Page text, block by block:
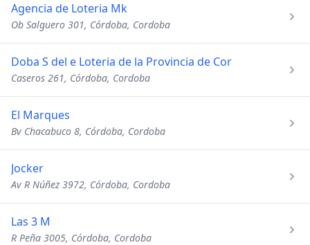
Agencia de Loteria Mk
Ob Salguero 301, Córdoba, Cordoba
Doba S del e Loteria de la Provincia de Cor
Caseros 261, Córdoba, Cordoba
El Marques
Bv Chacabuco 8, Córdoba, Cordoba
Jocker
Av R Núñez 3972, Córdoba, Cordoba
Las 3 M
R Peña 3005, Córdoba, Cordoba